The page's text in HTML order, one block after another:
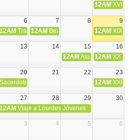
12AM XVIII
6 7 8
9
a Japón.
12AM Transfiguración del Señor
12AM Beatos Cruz Laplana,
12AM XIX
13 14 15
16
12AM Asunción de la
12AM XX
20 21 22
23
Priego. 12AM XXI
27 28 29
30
12AM Viaje a Lourdes Jóvenes
3 4 5 6